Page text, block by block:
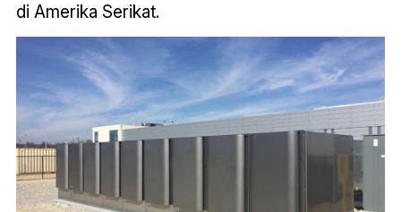
di Amerika Serikat.